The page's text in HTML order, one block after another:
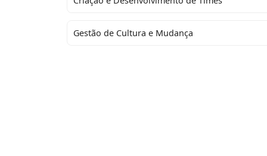
Gestão de Cultura e Mudança